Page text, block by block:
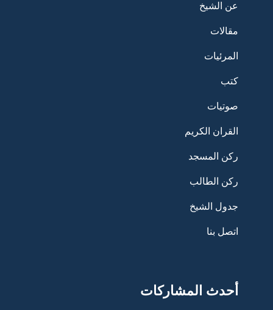
عن الشيخ
مقالات
المرئيات
كتب
صوتيات
القران الكريم
ركن المسجد
ركن الطالب
جدول الشيخ
اتصل بنا
أحدث المشاركات